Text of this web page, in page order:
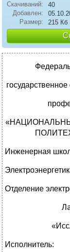
Скачиваний:
40
Добавлен:
Размер:
215 Кб
Инженерная
Отделение
Исполнитель: